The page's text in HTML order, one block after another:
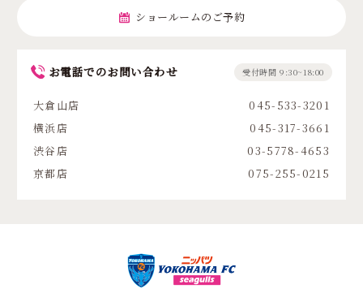
ショールームのご予約
お電話でのお問い合わせ 受付時間 9:30~18:00
大倉山店
045-533-3201
横浜店
045-317-3661
渋谷店
03-5778-4653
京都店
075-255-0215